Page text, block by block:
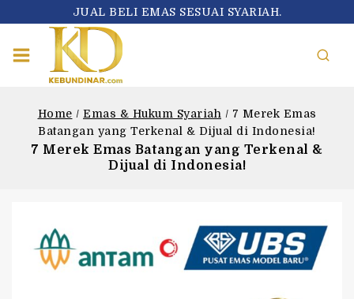
JUAL BELI EMAS SESUAI SYARIAH.
Home / Emas & Hukum Syariah / 7 Merek Emas
Batangan yang Terkenal & Dijual di Indonesia!
7 Merek Emas Batangan yang Terkenal &
Dijual di Indonesia!